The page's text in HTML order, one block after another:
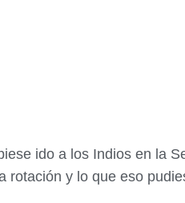
ido a los Indios en la
y lo que eso